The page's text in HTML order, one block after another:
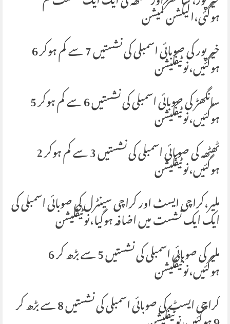
ہوگئی،الیکشن کمیشن
خیرپور کی صوبائی اسمبلی کی نشستیں 7 سے کم ہوکر 6
ہوگئیں،نوٹیفکیشن
سانگھڑ کی صوبائی اسمبلی کی نشستیں 6 سے کم ہوکر 5
ہوگئیں،نوٹیفکیشن
ٹھٹھہ کی صوبائی اسمبلی کی نشستیں 3 سے کم ہوکر 2
ہوگئیں،نوٹیفکیشن
ملیر،کراچی ایسٹ اور کراچی سینٹرل کی صوبائی اسمبلی کی
ایک ایک نشست میں اضافہ ہوگیا،نوٹیفکیشن
ملیر کی صوبائی اسمبلی کی نشستیں 5 سے بڑھ کر 6
ہوگئیں،نوٹیفکیشن
کراچی ایسٹ کی صوبائی اسمبلی کی نشستیں 8 سے بڑھ کر